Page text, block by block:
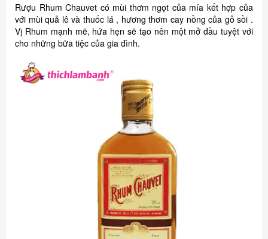
Rượu Rhum Chauvet có mùi thơm ngọt của mía kết hợp của
với mùi quả lê và thuốc lá , hương thơm cay nồng của gỗ sồi .
Vị Rhum mạnh mẽ, hứa hẹn sẽ tạo nên một mở đầu tuyệt với
cho những bữa tiệc của gia đình.